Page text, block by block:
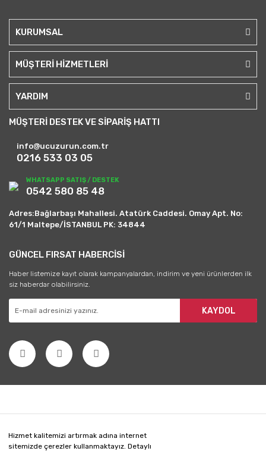
Hizmet kalitemizi artırmak adına internet
sitemizde çerezler kullanmaktayız. Detaylı
KURUMSAL
MÜŞTERİ HİZMETLERİ
YARDIM
MÜŞTERİ DESTEK VE SİPARİŞ HATTI
info@ucuzurun.com.tr
0216 533 03 05
WHATSAPP SATIŞ / DESTEK
0542 580 85 48
Adres:Bağlarbaşı Mahallesi. Atatürk Caddesi. Omay Apt. No:
61/1 Maltepe/İSTANBUL PK: 34844
GÜNCEL FIRSAT HABERCİSİ
Haber listemize kayıt olarak kampanyalardan, indirim ve yeni ürünlerden ilk
siz haberdar olabilirsiniz.
KAYDOL